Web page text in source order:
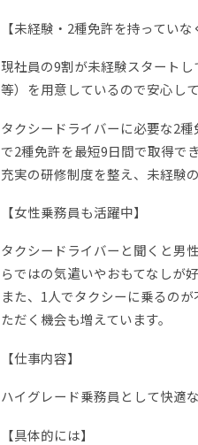
【未経験・2種免許を持ってい
現社員の9割が未経験スタート
等）を用意しているので安心し
タクシードライバーに必要な2
で2種免許を最短9日間で取得で
充実の研修制度を整え、未経験
【女性乗務員も活躍中】
タクシードライバーと聞くと男
らではの気遣いやおもてなしが好
また、1人でタクシーに乗るの
ただく機会も増えています。
【仕事内容】
ハイグレード乗務員として快適
【具体的には】